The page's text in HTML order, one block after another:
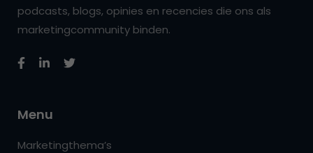
podcasts, blogs, opinies en recencies die ons als
marketingcommunity binden.
Menu
Marketingthema’s